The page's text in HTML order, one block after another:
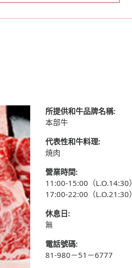
所提供和牛品牌名稱:
本部牛
代表性和牛料理:
焼肉
營業時間:
11:00-15:00（L.O.14:30）
17:00-22:00（L.O.21:30）
休息日:
無
電話號碼:
81-980－51－6777